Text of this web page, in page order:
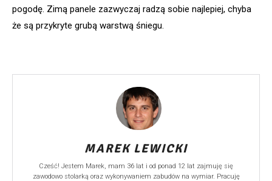
pogodę. Zimą panele zazwyczaj radzą sobie najlepiej, chyba
że są przykryte grubą warstwą śniegu.
MAREK LEWICKI
Cześć! Jestem Marek, mam 36 lat i od ponad 12 lat zajmuję się
zawodowo stolarką oraz wykonywaniem zabudów na wymiar. Pracuję